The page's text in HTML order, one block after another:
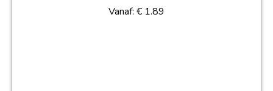
Vanaf: € 1.89